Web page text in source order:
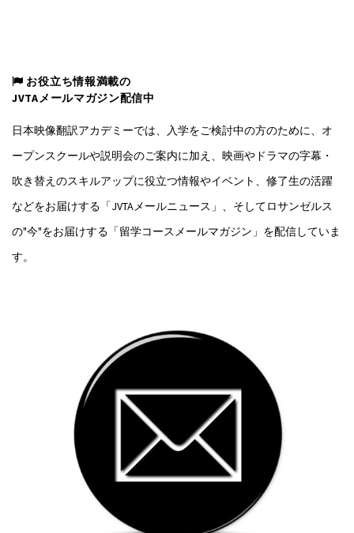
お役立ち情報満載の
JVTAメールマガジン配信中
日本映像翻訳アカデミーでは、入学をご検討中の方のために、オ
ープンスクールや説明会のご案内に加え、映画やドラマの字幕・
吹き替えのスキルアップに役立つ情報やイベント、修了生の活躍
などをお届けする「JVTAメールニュース」、そしてロサンゼルス
の"今"をお届けする「留学コースメールマガジン」を配信していま
す。